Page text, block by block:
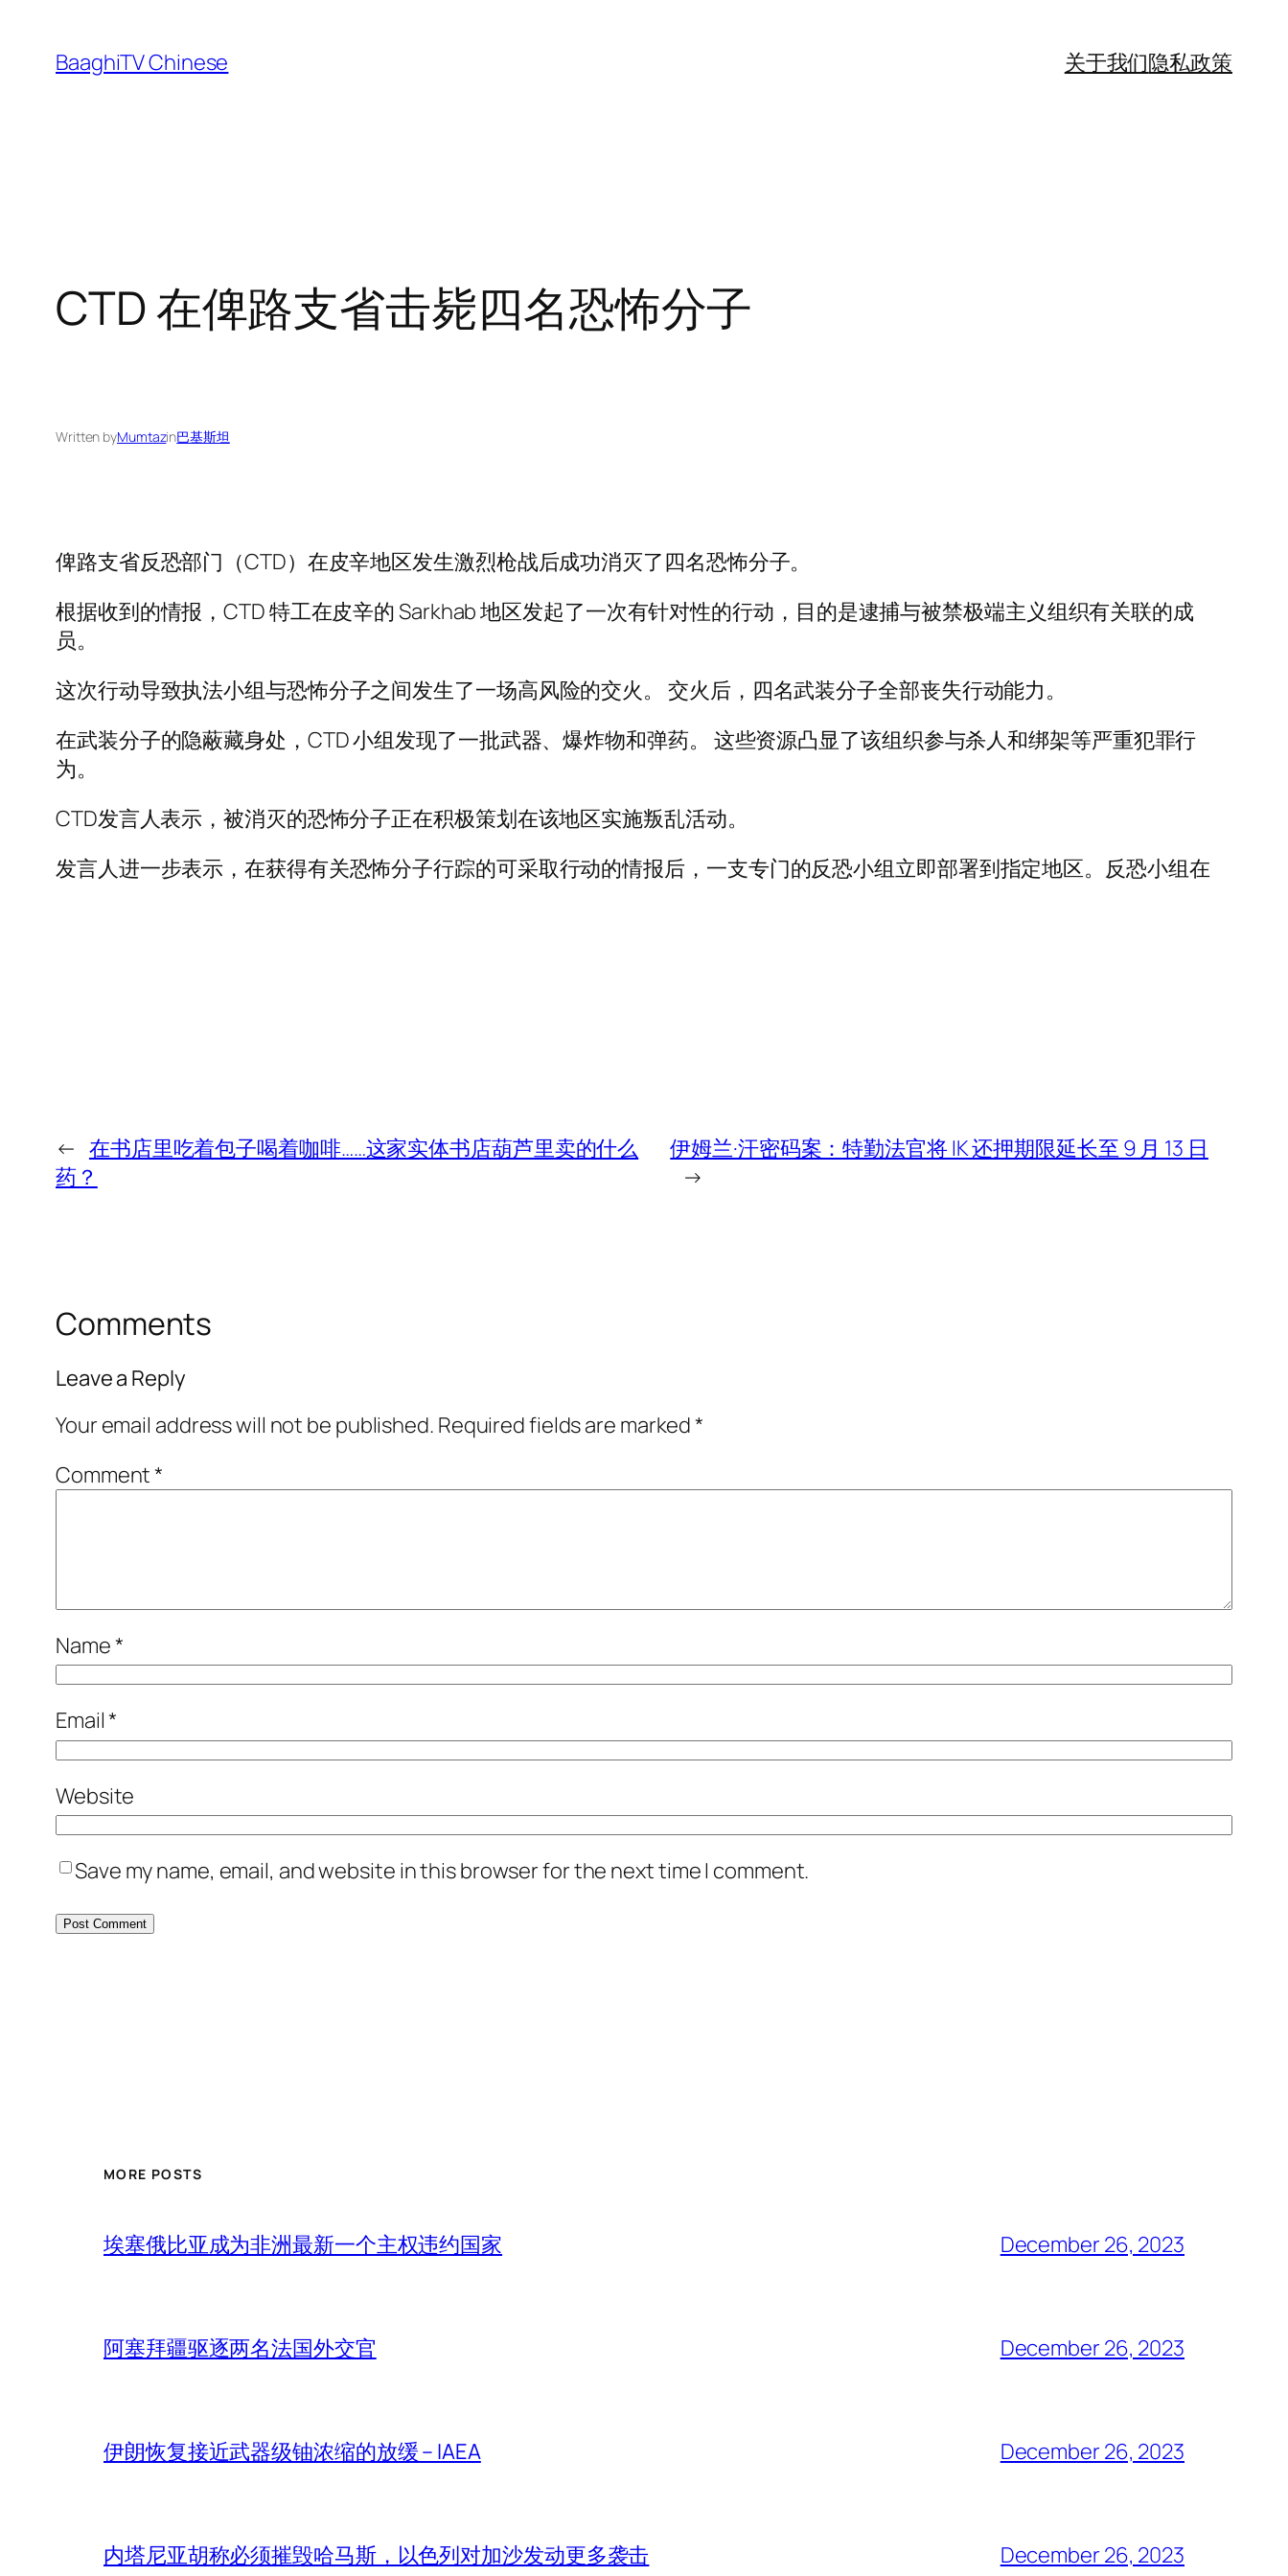
content
BaaghiTV Chinese 关于我们隐私政策
CTD 在俾路支省击毙四名恐怖分子
Written byMumtazin巴基斯坦
俾路支省反恐部门（CTD）在皮辛地区发生激烈枪战后成功消灭了四名恐怖分子。
根据收到的情报，CTD 特工在皮辛的 Sarkhab 地区发起了一次有针对性的行动，目的是逮捕与被禁极端主义组织有关联的成
员。
这次行动导致执法小组与恐怖分子之间发生了一场高风险的交火。 交火后，四名武装分子全部丧失行动能力。
在武装分子的隐蔽藏身处，CTD 小组发现了一批武器、爆炸物和弹药。 这些资源凸显了该组织参与杀人和绑架等严重犯罪行
为。
CTD发言人表示，被消灭的恐怖分子正在积极策划在该地区实施叛乱活动。
发言人进一步表示，在获得有关恐怖分子行踪的可采取行动的情报后，一支专门的反恐小组立即部署到指定地区。反恐小组在
← 在书店里吃着包子喝着咖啡……这家实体书店葫芦里卖的什么
药？
伊姆兰·汗密码案：特勤法官将 IK 还押期限延长至 9 月 13 日
→
Comments
Leave a Reply
Your email address will not be published. Required fields are marked*
Comment*
Name*
Email*
Website
Save my name, email, and website in this browser for the next time I comment.
MORE POSTS
埃塞俄比亚成为非洲最新一个主权违约国家 December 26, 2023
阿塞拜疆驱逐两名法国外交官 December 26, 2023
伊朗恢复接近武器级铀浓缩的放缓 – IAEA December 26, 2023
内塔尼亚胡称必须摧毁哈马斯，以色列对加沙发动更多袭击 December 26, 2023